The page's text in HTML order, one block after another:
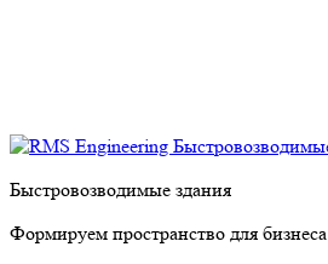
Быстровозводимые здания
Формируем пространство для бизнеса